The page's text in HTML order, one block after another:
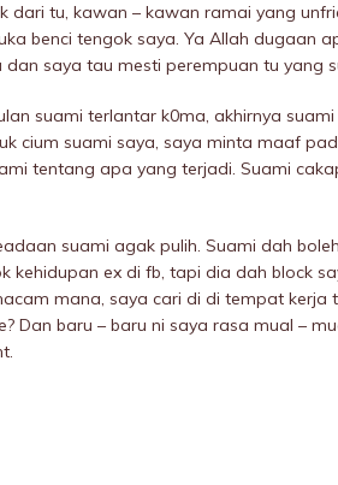
dari tu, kawan – kawan ramai yang
benci tengok saya. Ya Allah dugaan
dan saya tau mesti perempuan tu yang
suami terlantar k0ma, akhirnya
cium suami saya, saya minta maaf
tentang apa yang terjadi. Suami
suami agak pulih. Suami dah
kehidupan ex di fb, tapi dia dah block
mana, saya cari di di tempat kerja
Dan baru – baru ni saya rasa mual –